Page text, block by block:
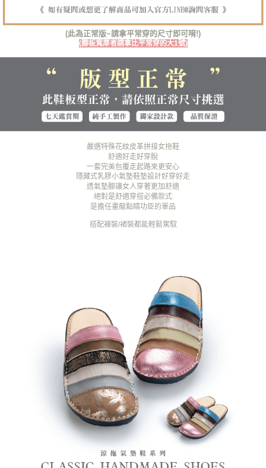
５．嚴禁一人註冊多個帳號或使用他人資訊註冊。若發現惡意使用之情形，
恩沛科技股份有限公司將有權停止該用戶之使用額度並採取法律行動。
(此為正常版~請拿平常穿的尺寸即可唷!)
(腳板寬厚者請拿比平常穿的大1號)
嚴選特殊花紋皮革拼接女拖鞋
舒適好走好穿脫
一套完美包覆走起路來更安心
隱藏式乳膠小氣墊鞋墊設計好穿好走
透氣墊腳讓女人穿著更加舒適
絕對是舒適穿搭必備款式
是擔任畫龍點睛功臣的單品
搭配褲裝/裙裝都能輕鬆駕馭